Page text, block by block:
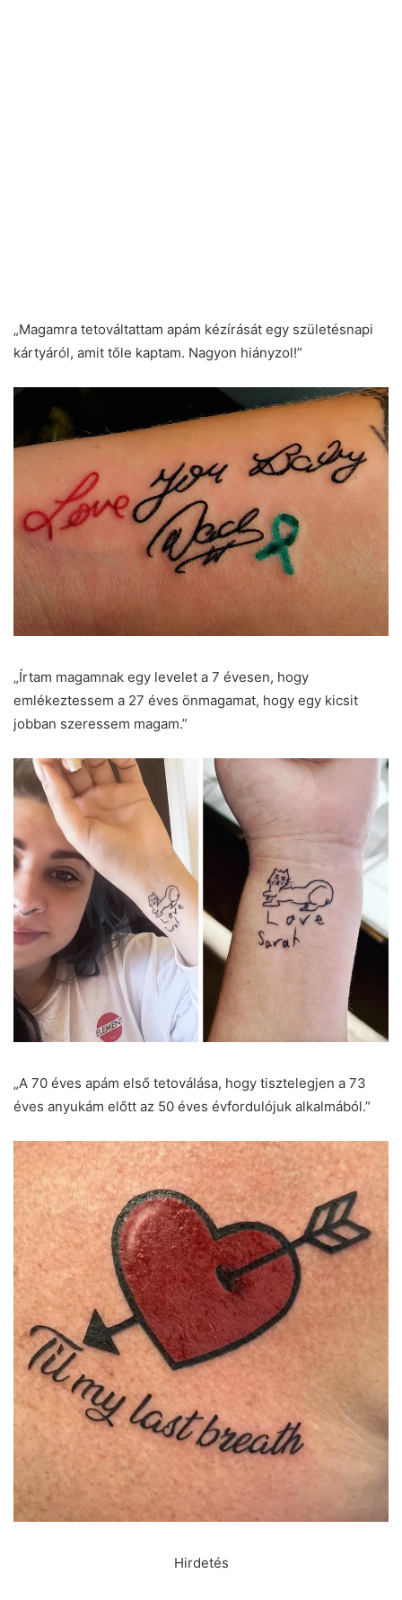
„Magamra tetováltattam apám kézírását egy születésnapi
kártyáról, amit tőle kaptam. Nagyon hiányzol!”
„Írtam magamnak egy levelet a 7 évesen, hogy
emlékeztessem a 27 éves önmagamat, hogy egy kicsit
jobban szeressem magam.”
„A 70 éves apám első tetoválása, hogy tisztelegjen a 73
éves anyukám előtt az 50 éves évfordulójuk alkalmából.”
Hirdetés